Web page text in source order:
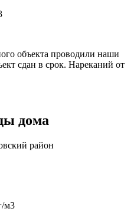
объекта проводили наши
сдан в срок. Нареканий от
дома
район
м3